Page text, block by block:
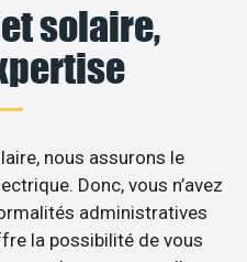
solaire,
nous assurons le
Donc, vous n’avez
administratives
la possibilité de vous